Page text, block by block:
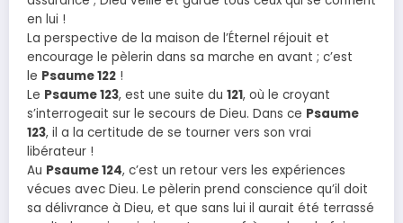
en lui !
La perspective de la maison de l’Éternel réjouit et
encourage le pèlerin dans sa marche en avant ; c’est
le Psaume 122 !
Le Psaume 123, est une suite du 121, où le croyant
s’interrogeait sur le secours de Dieu. Dans ce Psaume
123, il a la certitude de se tourner vers son vrai
libérateur !
Au Psaume 124, c’est un retour vers les expériences
vécues avec Dieu. Le pèlerin prend conscience qu’il doit
sa délivrance à Dieu, et que sans lui il aurait été terrassé